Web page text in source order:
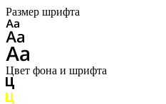
Размер шрифта
Цвет фона и шрифта